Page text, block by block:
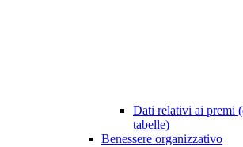
Dati relativi ai premi
tabelle)
Benessere organizzativo